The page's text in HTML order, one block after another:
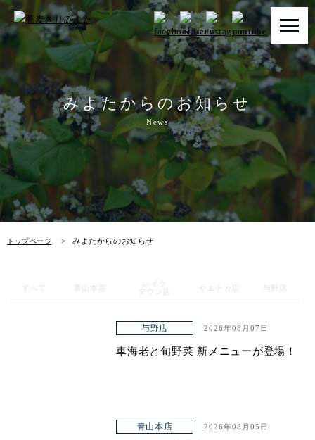
みよたからのお知らせ
News
トップページ みよたからのお知らせ
トップページ
みよたとは
みよたのこだわり
畑だより
メニュー
お知らせ
アクセス
すべて 青山本店
レイク
タウン店
ヤエチカ店 与野店
与野店 2026年08月07日
車海老と旬野菜 新メニューが登場！
青山本店 2026年08月05日